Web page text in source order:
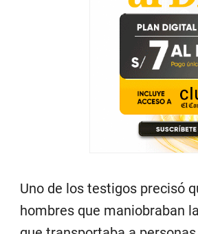
Uno de los testigos precisó
hombres que maniobraban